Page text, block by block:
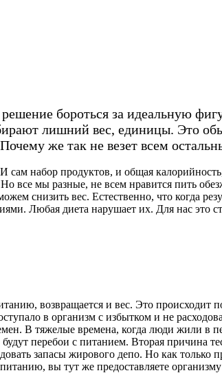
бороться за идеальную
лишний вес, единицы. Это
же так не везет всем
сам набор продуктов, и общая
все мы разные, не всем нравится пить
снизить вес. Естественно, что
Любая диета нарушает их. Для нас это
возвращается и вес. Это
в организм с избытком и не
В тяжелые времена, когда люди жили в
перебои с питанием. Вторая причина
запасы жирового депо. Но как
вы тут же предоставляете